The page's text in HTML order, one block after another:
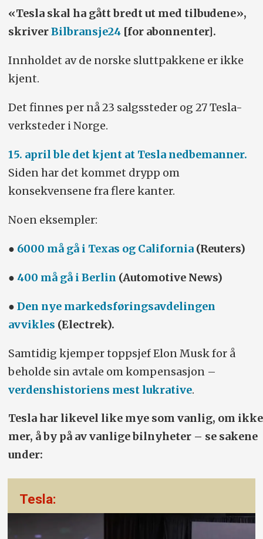
«Tesla skal ha gått bredt ut med tilbudene»,
skriverBilbransje24[for abonnenter].
Innholdet av de norske sluttpakkene er ikke
kjent.
Det finnes per nå 23 salgssteder og 27 Tesla-
verksteder i Norge.
15. april ble det kjent at Tesla nedbemanner.
Siden har det kommet drypp om
konsekvensene fra flere kanter.
Noen eksempler:
● 6000 må gå i Texas og California(Reuters)
● 400 må gå i Berlin (Automotive News)
● Den nye markedsføringsavdelingen
avvikles (Electrek).
Samtidig kjemper toppsjef Elon Musk for å
beholde sin avtale om kompensasjon –
verdenshistoriens mest lukrative.
Tesla har likevel like mye som vanlig, om ikke
mer, å by på av vanlige bilnyheter – se sakene
under:
Tesla: